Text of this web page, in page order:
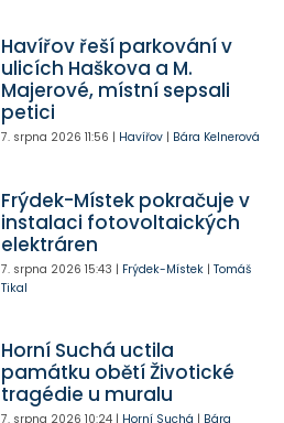
Havířov řeší parkování v
ulicích Haškova a M.
Majerové, místní sepsali
petici
7. srpna 2026 11:56 | Havířov| Bára Kelnerová
Frýdek-Místek pokračuje v
instalaci fotovoltaických
elektráren
7. srpna 2026 15:43 | Frýdek-Místek| Tomáš
Tikal
Horní Suchá uctila
památku obětí Životické
tragédie u muralu
7. srpna 2026 10:24| Horní Suchá | Bára